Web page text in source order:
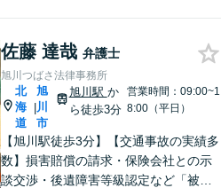
佐藤 達哉 弁護士
旭川つばさ法律事務所
北
海
道
|
旭
川
市
旭川駅 か
ら徒歩3分
営業時間：09:00~1
8:00（平日）
【旭川駅徒歩3分】【交通事故の実績多
数】損害賠償の請求・保険会社との示
談交渉・後遺障害等級認定など「被害